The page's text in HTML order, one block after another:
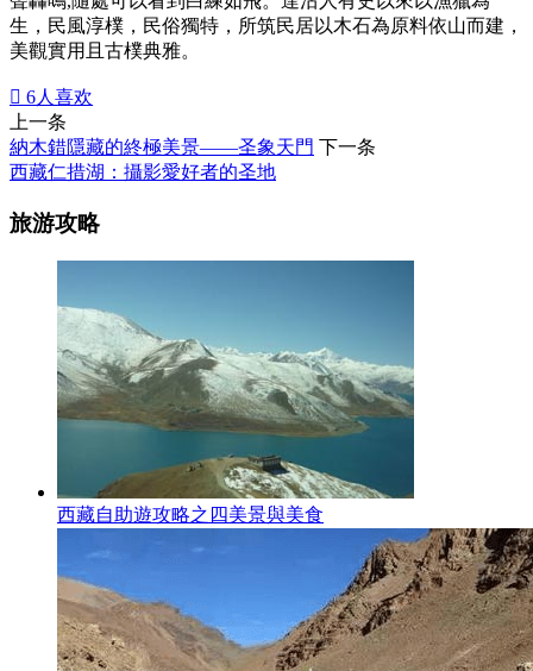
生，民風淳樸，民俗獨特，所筑民居以木石為原料依山而建，
美觀實用且古樸典雅。
 6人喜欢
上一条
納木錯隱藏的終極美景——圣象天門 下一条
西藏仁措湖：攝影愛好者的圣地
旅游攻略
西藏自助遊攻略之四美景與美食